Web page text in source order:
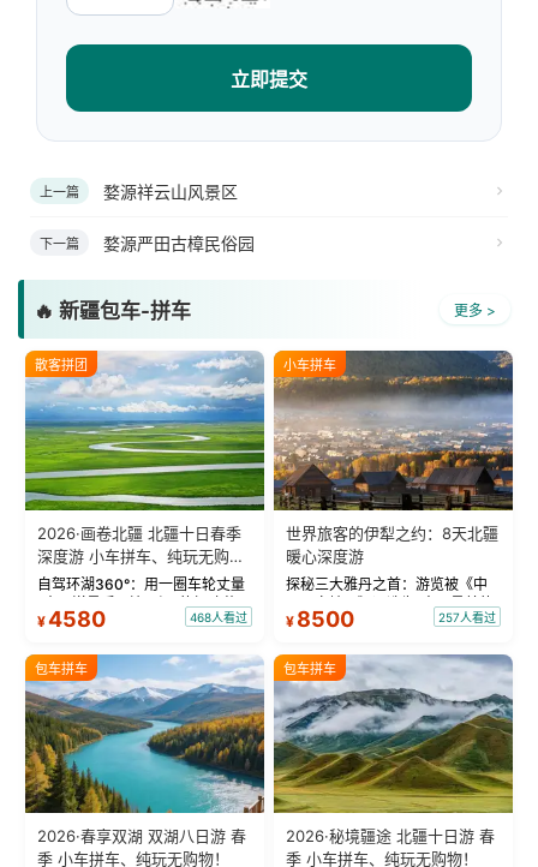
立即提交
上一篇 婺源祥云山风景区
下一篇 婺源严田古樟民俗园
🔥 新疆包车-拼车 更多 >
散客拼团
2026·画卷北疆 北疆十日春季
深度游 小车拼车、纯玩无购
物！
自驾环湖360°：用一圈车轮丈量
“大西洋最后一滴眼泪”的极致蔚
蓝。 赛湖旅拍：甄选多款风格服
绝美瞬间。 赛湖坦克300跟车视
频：专业摄影师...
¥4580 468人看过
小车拼车
世界旅客的伊犁之约：8天北疆
暖心深度游
探秘三大雅丹之首：游览被《中
国国家地理》评选为“中国最美的
三大雅丹”第一名的克拉玛依魔鬼
瓦人最大村落——禾木村，欣赏
晨雾与小木...
¥ 8500 257人看过
包车拼车
2026·春享双湖 双湖八日游 春
季 小车拼车、纯玩无购物！
包车拼车
2026·秘境疆途 北疆十日游 春
季 小车拼车、纯玩无购物！